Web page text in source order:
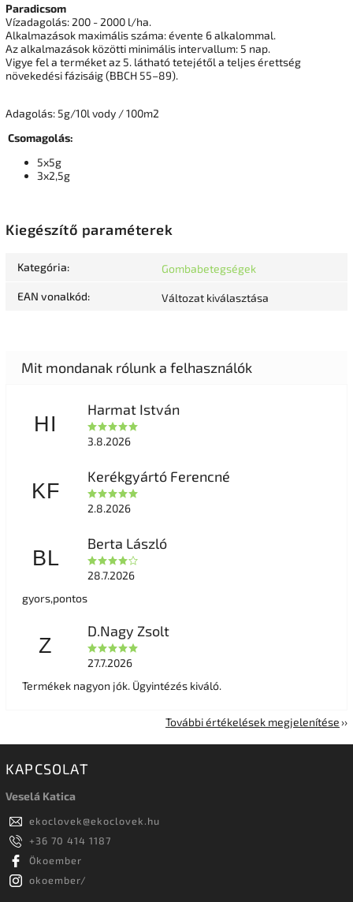
Paradicsom
Vízadagolás: 200 - 2000 l/ha.
Alkalmazások maximális száma: évente 6 alkalommal.
Az alkalmazások közötti minimális intervallum: 5 nap.
Vigye fel a terméket az 5. látható tetejétől a teljes érettség
növekedési fázisáig (BBCH 55–89).
Adagolás: 5g/10l vody / 100m2
Csomagolás:
5x5g
3x2,5g
Kiegészítő paraméterek
Kategória: Gombabetegségek
EAN vonalkód: Változat kiválasztása
HI
Harmat István
3.8.2026
KF
Kerékgyártó Ferencné
2.8.2026
BL
Berta László
28.7.2026
gyors,pontos
Z
D.Nagy Zsolt
27.7.2026
Termékek nagyon jók. Ügyintézés kiváló.
További értékelések megjelenítése
KAPCSOLAT
Veselá Katica
ekoclovek@ekoclovek.hu
+36 70 414 1187
Ökoember
okoember/